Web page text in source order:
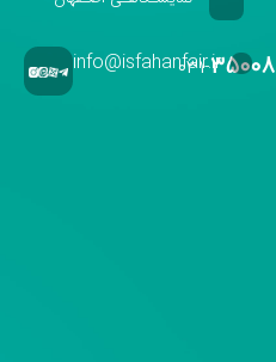
۰۳۱-۳۵۰۰۸info@isfahanfair.ir